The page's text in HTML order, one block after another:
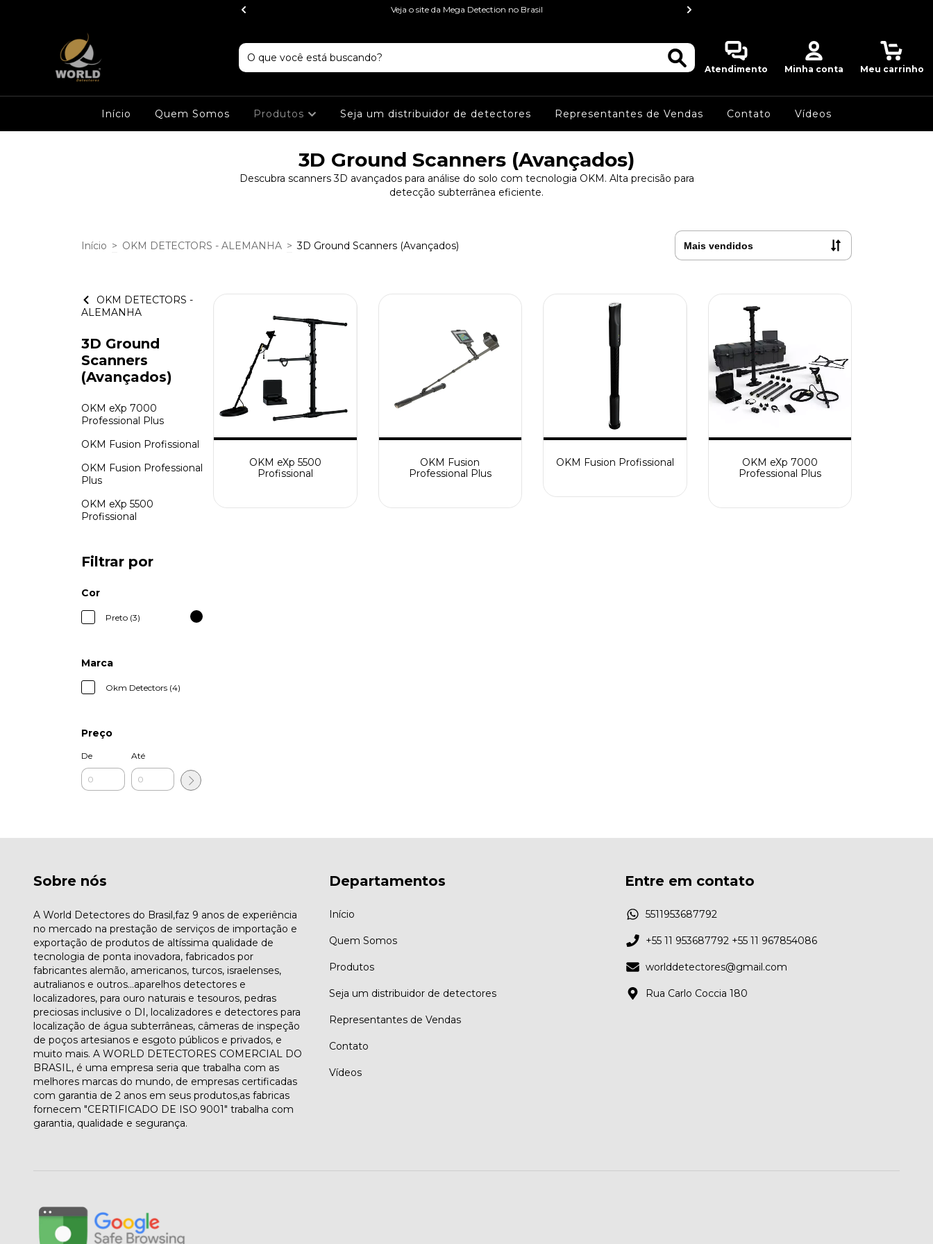
Veja o site da Mega Detection no Brasil
Atendimento Minha conta Meu carrinho
Início Quem Somos Produtos Seja um distribuidor de detectores Representantes de Vendas Contato Vídeos
3D Ground Scanners (Avançados)
Descubra scanners 3D avançados para análise do solo com tecnologia OKM. Alta precisão para
detecção subterrânea eficiente.
Início > OKM DETECTORS - ALEMANHA > 3D Ground Scanners (Avançados)
OKM DETECTORS -
ALEMANHA
3D Ground
Scanners
(Avançados)
OKM eXp 7000
Professional Plus
OKM Fusion Profissional
OKM Fusion Professional
Plus
OKM eXp 5500
Profissional
Filtrar por
Cor
Preto (3)
Marca
Okm Detectors (4)
Preço
De Até
OKM eXp 5500
Profissional
OKM Fusion
Professional Plus
OKM Fusion Profissional
OKM eXp 7000
Professional Plus
Sobre nós
A World Detectores do Brasil,faz 9 anos de experiência
no mercado na prestação de serviços de importação e
exportação de produtos de altíssima qualidade de
tecnologia de ponta inovadora, fabricados por
fabricantes alemão, americanos, turcos, israelenses,
autralianos e outros...aparelhos detectores e
localizadores, para ouro naturais e tesouros, pedras
preciosas inclusive o DI, localizadores e detectores para
localização de água subterrâneas, câmeras de inspeção
de poços artesianos e esgoto públicos e privados, e
muito mais. A WORLD DETECTORES COMERCIAL DO
BRASIL, é uma empresa seria que trabalha com as
melhores marcas do mundo, de empresas certificadas
com garantia de 2 anos em seus produtos,as fabricas
fornecem "CERTIFICADO DE ISO 9001" trabalha com
garantia, qualidade e segurança.
Departamentos
Início
Quem Somos
Produtos
Seja um distribuidor de detectores
Representantes de Vendas
Contato
Vídeos
Entre em contato
5511953687792
+55 11 953687792 +55 11 967854086
worlddetectores@gmail.com
Rua Carlo Coccia 180